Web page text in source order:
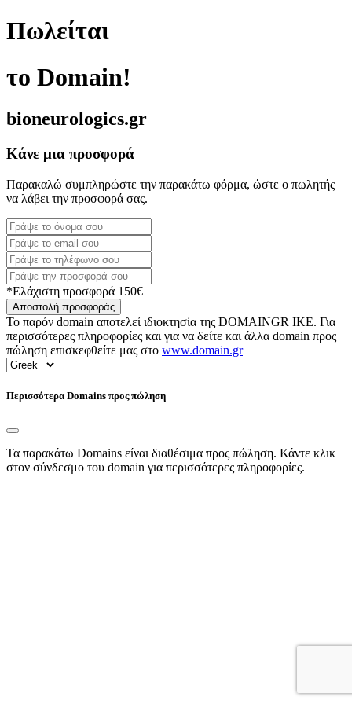
Πωλείται
το Domain!
bioneurologics.gr
Κάνε μια προσφορά
Παρακαλώ συμπληρώστε την παρακάτω φόρμα, ώστε ο πωλητής
να λάβει την προσφορά σας.
*Ελάχιστη προσφορά 150€
Αποστολή προσφοράς
Το παρόν domain αποτελεί ιδιοκτησία της DOMAINGR ΙΚΕ. Για
περισσότερες πληροφορίες και για να δείτε και άλλα domain προς
πώληση επισκεφθείτε μας στο www.domain.gr
Περισσότερα Domains προς πώληση
Τα παρακάτω Domains είναι διαθέσιμα προς πώληση. Κάντε κλικ
στον σύνδεσμο του domain για περισσότερες πληροφορίες.